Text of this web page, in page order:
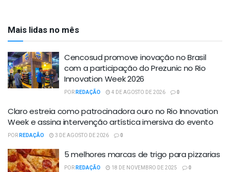
Mais lidas no mês
Cencosud promove inovação no Brasil
com a participação do Prezunic no Rio
Innovation Week 2026
PORREDAÇÃO 4 DE AGOSTO DE 2026 0
Claro estreia como patrocinadora ouro no Rio Innovation
Week e assina intervenção artística imersiva do evento
PORREDAÇÃO 3 DE AGOSTO DE 2026 0
5 melhores marcas de trigo para pizzarias
PORREDAÇÃO 18 DE NOVEMBRO DE 2025 0